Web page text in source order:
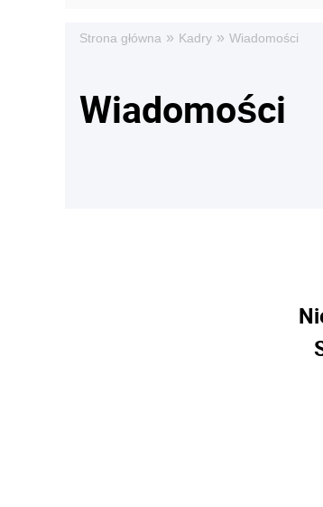
Strona główna » Kadry » Wiadomości
Wiadomości